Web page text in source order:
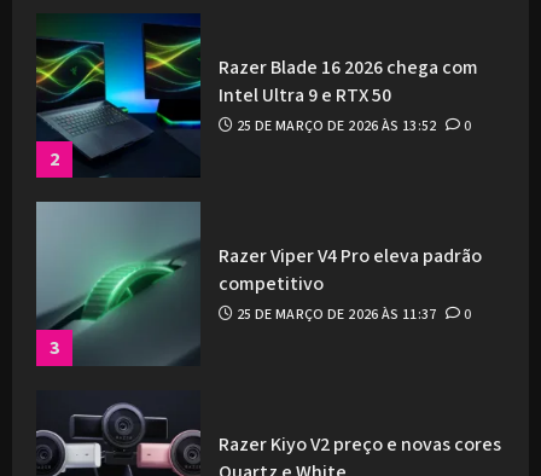
2
Razer Blade 16 2026 chega com
Intel Ultra 9 e RTX 50
25 DE MARÇO DE 2026 ÀS 13:52 0
3
Razer Viper V4 Pro eleva padrão
competitivo
25 DE MARÇO DE 2026 ÀS 11:37 0
Razer Kiyo V2 preço e novas cores